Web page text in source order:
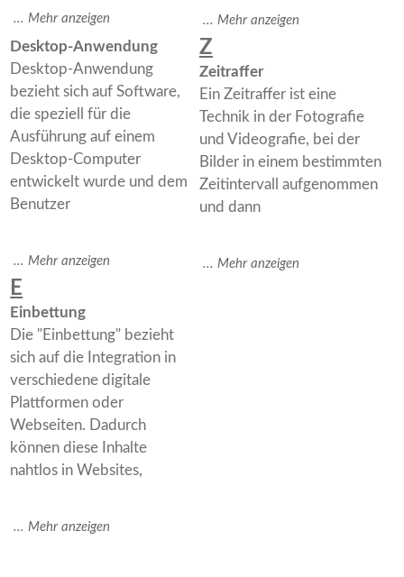
Desktop-Anwendung
Desktop-Anwendung
bezieht sich auf Software,
die speziell für die
Ausführung auf einem
Desktop-Computer
entwickelt wurde und dem
Benutzer
E
Einbettung
Die "Einbettung" bezieht
sich auf die Integration in
verschiedene digitale
Plattformen oder
Webseiten. Dadurch
können diese Inhalte
nahtlos in Websites,
Z
Zeitraffer
Ein Zeitraffer ist eine
Technik in der Fotografie
und Videografie, bei der
Bilder in einem bestimmten
Zeitintervall aufgenommen
und dann